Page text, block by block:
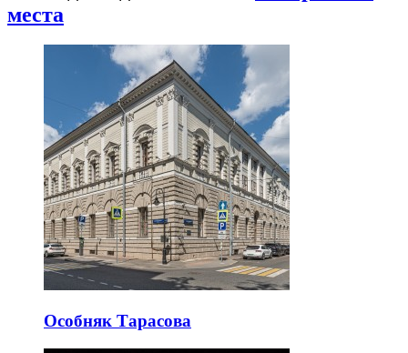
места
Особняк Тарасова